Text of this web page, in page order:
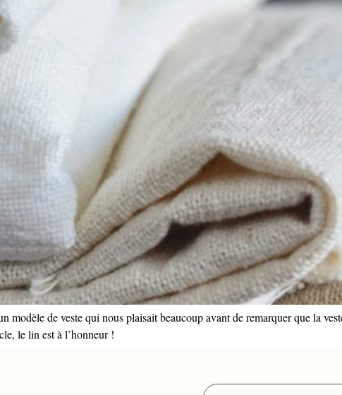
modèle de veste qui nous plaisait beaucoup avant de remarquer que la
le lin est à l’honneur !